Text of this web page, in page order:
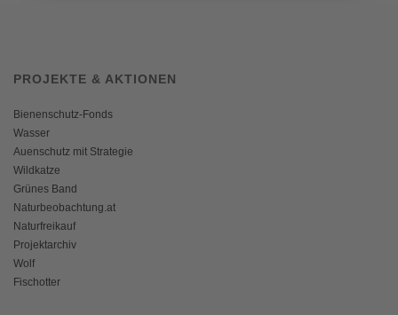
PROJEKTE & AKTIONEN
Bienenschutz-Fonds
Wasser
Auenschutz mit Strategie
Wildkatze
Grünes Band
Naturbeobachtung.at
Naturfreikauf
Projektarchiv
Wolf
Fischotter